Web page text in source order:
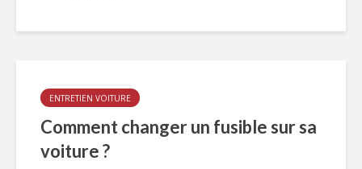
ENTRETIEN VOITURE
Comment changer un fusible sur sa
voiture ?